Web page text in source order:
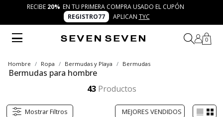
RECIBE 20% EN TU PRIMERA COMPRA USADO EL CUPÓN
REGISTRO77
APLICAN TYC
0
Hombre Ropa Bermudas y Playa Bermudas
Bermudas para hombre
43Productos
Mostrar Filtros